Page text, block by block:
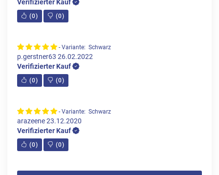
Verifizierter Kauf
(0) (0)
- Variante: Schwarz
p.gerstner63 26.02.2022
Verifizierter Kauf
(0) (0)
- Variante: Schwarz
arazeene23.12.2020
Verifizierter Kauf
(0) (0)